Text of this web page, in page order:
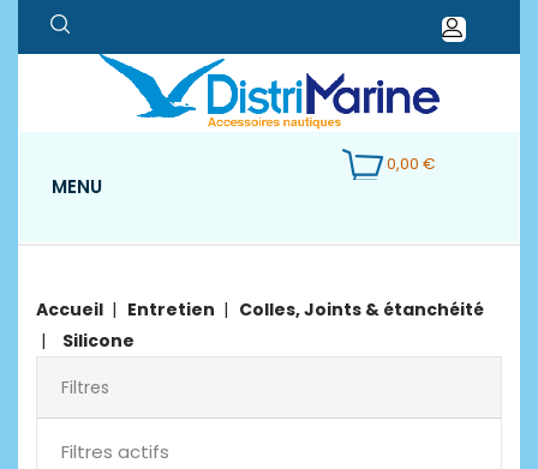
0,00 €
MENU
Accueil Entretien
Colles, Joints & étanchéité
Silicone
Filtres
Filtres actifs